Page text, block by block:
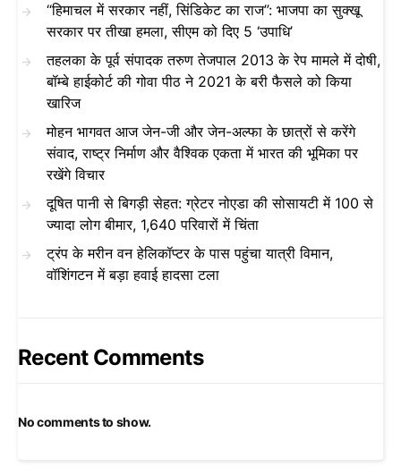
“हिमाचल में सरकार नहीं, सिंडिकेट का राज”: भाजपा का सुक्खू
सरकार पर तीखा हमला, सीएम को दिए 5 ‘उपाधि’
तहलका के पूर्व संपादक तरुण तेजपाल 2013 के रेप मामले में दोषी,
बॉम्बे हाईकोर्ट की गोवा पीठ ने 2021 के बरी फैसले को किया
खारिज
मोहन भागवत आज जेन-जी और जेन-अल्फा के छात्रों से करेंगे
संवाद, राष्ट्र निर्माण और वैश्विक एकता में भारत की भूमिका पर
रखेंगे विचार
दूषित पानी से बिगड़ी सेहत: ग्रेटर नोएडा की सोसायटी में 100 से
ज्यादा लोग बीमार, 1,640 परिवारों में चिंता
ट्रंप के मरीन वन हेलिकॉप्टर के पास पहुंचा यात्री विमान,
वॉशिंगटन में बड़ा हवाई हादसा टला
Recent Comments
No comments to show.